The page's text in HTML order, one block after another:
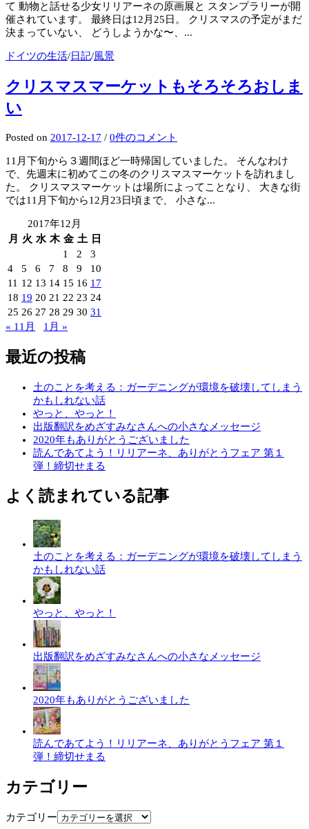
て 動物と話せる少女リリアーネの原画展と スタンプラリーが開
催されています。 最終日は12月25日。 クリスマスの予定がまだ
決まっていない、 どうしようかな〜、...
ドイツの生活/日記/風景
クリスマスマーケットもそろそろおしま
い
Posted on 2017-12-17 / 0件のコメント
11月下旬から３週間ほど一時帰国していました。 そんなわけ
で、先週末に初めてこの冬のクリスマスマーケットを訪れまし
た。 クリスマスマーケットは場所によってことなり、 大きな街
では11月下旬から12月23日頃まで、 小さな...
2017年12月
月
火 水 木 金 土 日
1
2
3
4
5 6 7 8 9
10
11 12 13 14 15 16 17
18 19 20 21 22 23 24
25 26 27 28 29 30 31
« 11月
1月 »
最近の投稿
土のことを考える：ガーデニングが環境を破壊してしまう
かもしれない話
やっと、やっと！
出版翻訳をめざすみなさんへの小さなメッセージ
2020年もありがとうございました
読んであてよう！リリアーネ、ありがとうフェア 第１
弾！締切せまる
よく読まれている記事
土のことを考える：ガーデニングが環境を破壊してしまう
かもしれない話
やっと、やっと！
出版翻訳をめざすみなさんへの小さなメッセージ
2020年もありがとうございました
読んであてよう！リリアーネ、ありがとうフェア 第１
弾！締切せまる
カテゴリー
カテゴリー